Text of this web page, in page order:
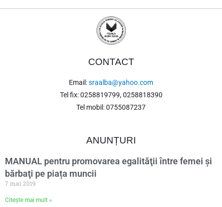
CONTACT
Email:sraalba@yahoo.com
Tel fix: 0258819799, 0258818390
Tel mobil: 0755087237
ANUNȚURI
MANUAL pentru promovarea egalităţii între femei şi
bărbaţi pe piața muncii
7 mai 2019
Citește mai mult »